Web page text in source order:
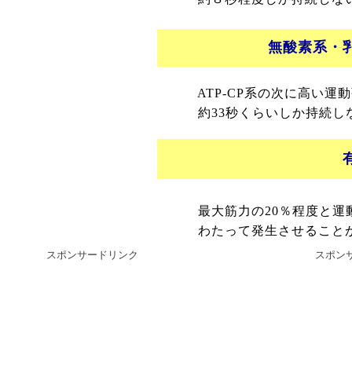
無酸素系・
ATP-CP系の次に高い運動強
約33秒くらいしか持続しな
最大筋力の20％程度と運動
わたって発生させることが
スポンサードリンク スポン